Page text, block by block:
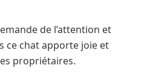
de l’attention et
ce chat apporte joie et
propriétaires.